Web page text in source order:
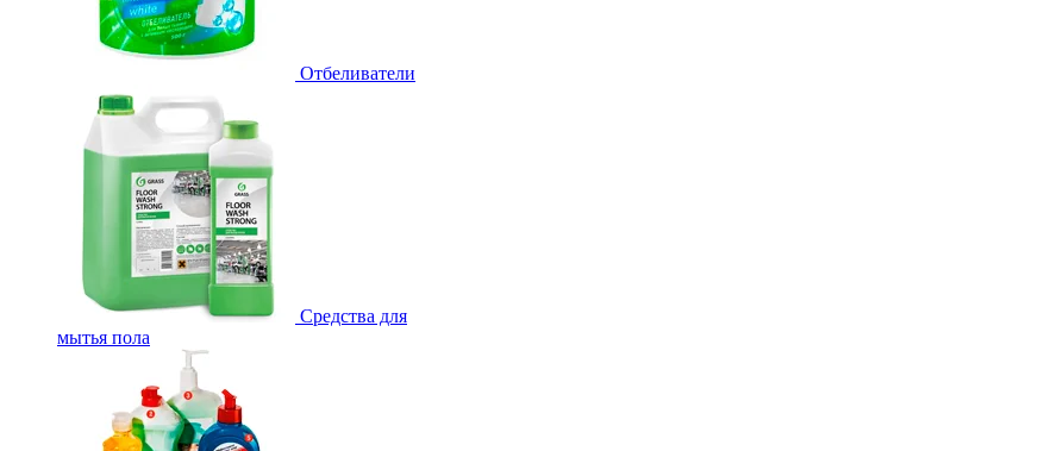
Отбеливатели
Средства для
мытья пола